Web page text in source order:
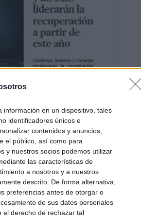
información en un dispositivo, tales
identificadores únicos e
contenidos y anuncios,
el público, así como para
y nuestros socios podemos utilizar
las características de
a nosotros y a nuestros
descrito. De forma alternativa,
preferencias antes de otorgar o
de sus datos personales
el derecho de rechazar tal